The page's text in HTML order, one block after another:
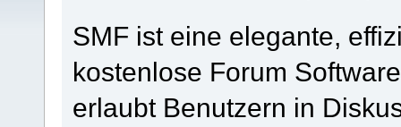
SMF ist eine elegante,
kostenlose Forum
erlaubt Benutzern in